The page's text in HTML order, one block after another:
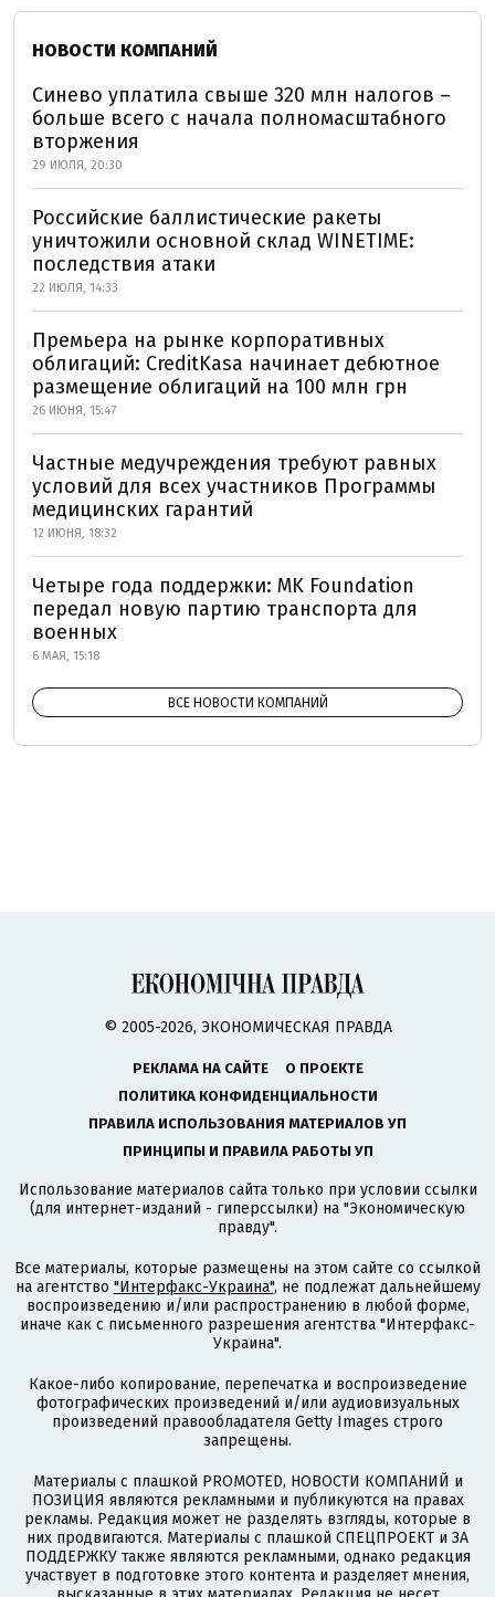
НОВОСТИ КОМПАНИЙ
Синево уплатила свыше 320 млн налогов –
больше всего с начала полномасштабного
вторжения
29 ИЮЛЯ, 20:30
Российские баллистические ракеты
уничтожили основной склад WINETIME:
последствия атаки
22 ИЮЛЯ, 14:33
Премьера на рынке корпоративных
облигаций: CreditKasa начинает дебютное
размещение облигаций на 100 млн грн
26 ИЮНЯ, 15:47
Частные медучреждения требуют равных
условий для всех участников Программы
медицинских гарантий
12 ИЮНЯ, 18:32
Четыре года поддержки: MK Foundation
передал новую партию транспорта для
военных
6 МАЯ, 15:18
ВСЕ НОВОСТИ КОМПАНИЙ
© 2005-2026, ЭКОНОМИЧЕСКАЯ ПРАВДА
РЕКЛАМА НА САЙТЕ
О ПРОЕКТЕ
ПОЛИТИКА КОНФИДЕНЦИАЛЬНОСТИ
ПРАВИЛА ИСПОЛЬЗОВАНИЯ МАТЕРИАЛОВ УП
ПРИНЦИПЫ И ПРАВИЛА РАБОТЫ УП
Использование материалов сайта только при условии ссылки
(для интернет-изданий - гиперссылки) на "Экономическую
правду".
Все материалы, которые размещены на этом сайте со ссылкой
на агентство "Интерфакс-Украина", не подлежат дальнейшему
воспроизведению и/или распространению в любой форме,
иначе как с письменного разрешения агентства "Интерфакс-
Украина".
Какое-либо копирование, перепечатка и воспроизведение
фотографических произведений и/или аудиовизуальных
произведений правообладателя Getty Images строго
запрещены.
Материалы с плашкой PROMOTED, НОВОСТИ КОМПАНИЙ и
ПОЗИЦИЯ являются рекламными и публикуются на правах
рекламы. Редакция может не разделять взгляды, которые в
них продвигаются. Материалы с плашкой СПЕЦПРОЕКТ и ЗА
ПОДДЕРЖКУ также являются рекламными, однако редакция
участвует в подготовке этого контента и разделяет мнения,